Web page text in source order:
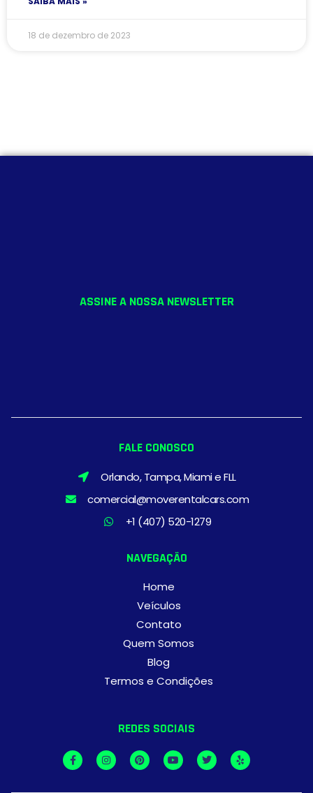
18 de dezembro de 2023
ASSINE A NOSSA NEWSLETTER
FALE CONOSCO
Orlando, Tampa, Miami e FLL
comercial@moverentalcars.com
+1 (407) 520-1279
NAVEGAÇÃO
Home
Veículos
Contato
Quem Somos
Blog
Termos e Condições
REDES SOCIAIS